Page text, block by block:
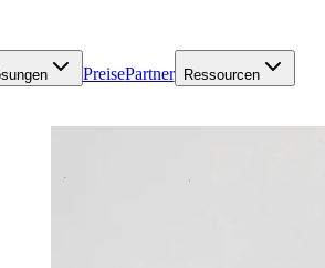
PreisePartner Ressourcen